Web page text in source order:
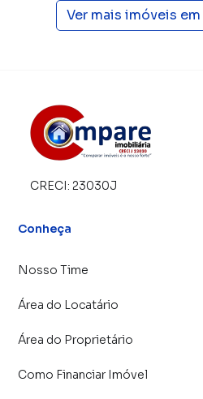
Ver mais imóveis em
CRECI: 23030J
Conheça
Nosso Time
Área do Locatário
Área do Proprietário
Como Financiar Imóvel